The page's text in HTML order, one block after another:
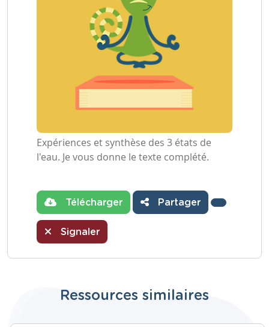
Expériences et synthèse des 3 états de
l'eau. Je vous donne le texte complété.
Télécharger Partager
Signaler
Ressources similaires